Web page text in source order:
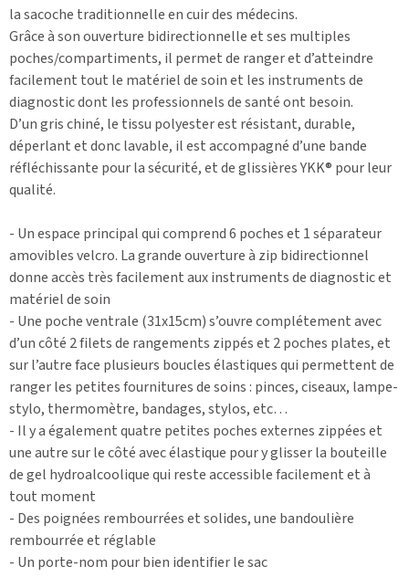
la sacoche traditionnelle en cuir des médecins.
Grâce à son ouverture bidirectionnelle et ses multiples
poches/compartiments, il permet de ranger et d’atteindre
facilement tout le matériel de soin et les instruments de
diagnostic dont les professionnels de santé ont besoin.
D’un gris chiné, le tissu polyester est résistant, durable,
déperlant et donc lavable, il est accompagné d’une bande
réfléchissante pour la sécurité, et de glissières YKK® pour leur
qualité.
- Un espace principal qui comprend 6 poches et 1 séparateur
amovibles velcro. La grande ouverture à zip bidirectionnel
donne accès très facilement aux instruments de diagnostic et
matériel de soin
- Une poche ventrale (31x15cm) s’ouvre complétement avec
d’un côté 2 filets de rangements zippés et 2 poches plates, et
sur l’autre face plusieurs boucles élastiques qui permettent de
ranger les petites fournitures de soins : pinces, ciseaux, lampe-
stylo, thermomètre, bandages, stylos, etc…
- Il y a également quatre petites poches externes zippées et
une autre sur le côté avec élastique pour y glisser la bouteille
de gel hydroalcoolique qui reste accessible facilement et à
tout moment
- Des poignées rembourrées et solides, une bandoulière
rembourrée et réglable
- Un porte-nom pour bien identifier le sac